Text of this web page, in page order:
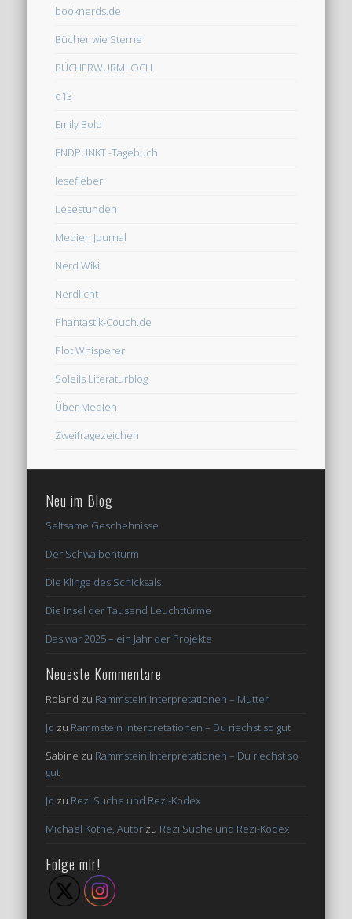
booknerds.de
Bücher wie Sterne
BÜCHERWURMLOCH
e13
Emily Bold
ENDPUNKT -Tagebuch
lesefieber
Lesestunden
Medien Journal
Nerd Wiki
Nerdlicht
Phantastik-Couch.de
Plot Whisperer
Soleils Literaturblog
Über Medien
Zweifragezeichen
Neu im Blog
Seltsame Geschehnisse
Der Schwalbenturm
Die Klinge des Schicksals
Die Insel der Tausend Leuchttürme
Das war 2025 – ein Jahr der Projekte
Neueste Kommentare
Roland zu Rammstein Interpretationen – Mutter
Jo zu Rammstein Interpretationen – Du riechst so gut
Sabine zu Rammstein Interpretationen – Du riechst so
gut
Jo zu Rezi Suche und Rezi-Kodex
Michael Kothe, Autor zu Rezi Suche und Rezi-Kodex
Folge mir!